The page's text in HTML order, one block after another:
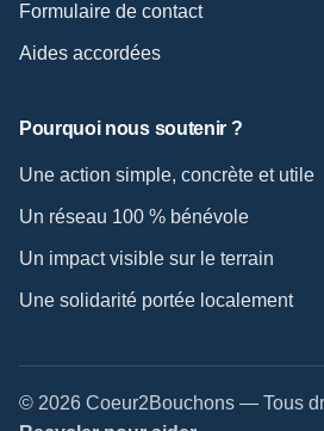
Formulaire de contact
Aides accordées
Pourquoi nous soutenir ?
Une action simple, concrète et utile
Un réseau 100 % bénévole
Un impact visible sur le terrain
Une solidarité portée localement
© 2026 Coeur2Bouchons — Tous